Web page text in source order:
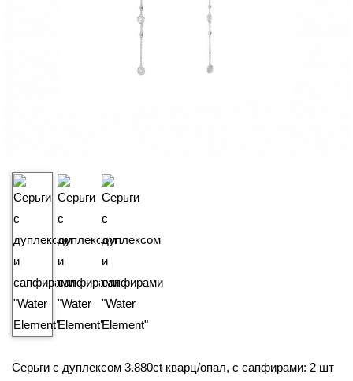
Серьги с дуплексом 3.880ct кварц/опал, с сапфирами: 2 шт